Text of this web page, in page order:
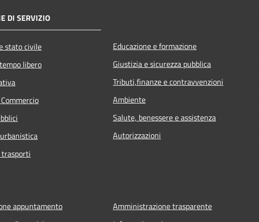
DI SERVIZIO
stato civile
libero
Educazione e formazione
Giustizia e sicurezza pubblica
Tributi,finanze e contravvenzioni
Ambiente
Salute, benessere e assistenza
Autorizzazioni
appuntamento
Amministrazione trasparente